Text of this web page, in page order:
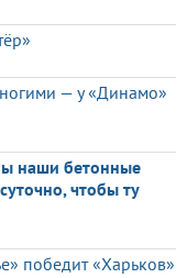
— у «Динамо»
наши бетонные
чтобы ту
победит «Харьков»